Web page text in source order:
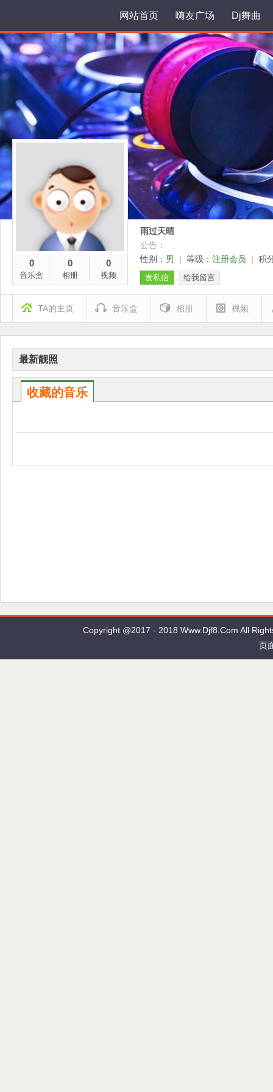
网站首页 嗨友广场 Dj舞曲
0
音乐盒
0
相册
0
视频
雨过天晴
公告：
性别： 男 | 等级： 注册会员 | 积
发私信 给我留言
TA的主页 音乐盒 相册 视频
最新靓照
收藏的音乐
Copyright @2017 - 2018 Www.Djf8.Com All
页